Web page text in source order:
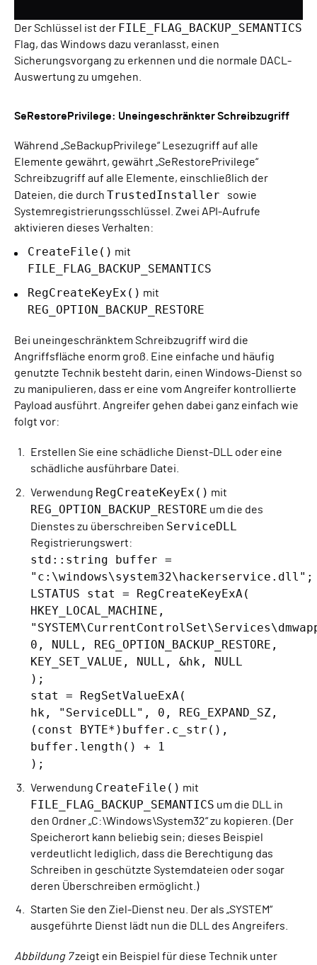
Der Schlüssel ist der FILE_FLAG_BACKUP_SEMANTICS
Flag, das Windows dazu veranlasst, einen
Sicherungsvorgang zu erkennen und die normale DACL-
Auswertung zu umgehen.
SeRestorePrivilege: Uneingeschränkter Schreibzugriff
Während „SeBackupPrivilege“ Lesezugriff auf alle
Elemente gewährt, gewährt „SeRestorePrivilege“
Schreibzugriff auf alle Elemente, einschließlich der
Dateien, die durch TrustedInstaller
sowie
Systemregistrierungsschlüssel. Zwei API-Aufrufe
aktivieren dieses Verhalten:
CreateFile() mit
FILE_FLAG_BACKUP_SEMANTICS
RegCreateKeyEx() mit
REG_OPTION_BACKUP_RESTORE
Bei uneingeschränktem Schreibzugriff wird die
Angriffsfläche enorm groß. Eine einfache und häufig
genutzte Technik besteht darin, einen Windows-Dienst so
zu manipulieren, dass er eine vom Angreifer kontrollierte
Payload ausführt. Angreifer gehen dabei ganz einfach wie
folgt vor:
Erstellen Sie eine schädliche Dienst-DLL oder eine
schädliche ausführbare Datei.
Verwendung RegCreateKeyEx() mit
REG_OPTION_BACKUP_RESTORE um die des
Dienstes zu überschreiben ServiceDLL
Registrierungswert:
std::string buffer =
"c:\windows\system32\hackerservice.dll";
LSTATUS stat = RegCreateKeyExA(
HKEY_LOCAL_MACHINE,
0, NULL, REG_OPTION_BACKUP_RESTORE,
KEY_SET_VALUE, NULL, &hk, NULL
);
stat = RegSetValueExA(
hk, "ServiceDLL", 0, REG_EXPAND_SZ,
(const BYTE*)buffer.c_str(),
buffer.length() + 1
);
Verwendung CreateFile() mit
FILE_FLAG_BACKUP_SEMANTICS um die DLL in
den Ordner „C:\Windows\System32“ zu kopieren. (Der
Speicherort kann beliebig sein; dieses Beispiel
verdeutlicht lediglich, dass die Berechtigung das
Schreiben in geschützte Systemdateien oder sogar
deren Überschreiben ermöglicht.)
Starten Sie den Ziel-Dienst neu. Der als „SYSTEM“
ausgeführte Dienst lädt nun die DLL des Angreifers.
Abbildung 7zeigt ein Beispiel für diese Technik unter